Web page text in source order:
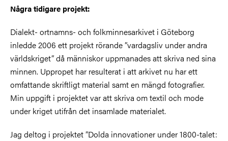
Några tidigare projekt:
Dialekt- ortnamns- och folkminnesarkivet i Göteborg
inledde 2006 ett projekt rörande ”vardagsliv under andra
världskriget” då människor uppmanades att skriva ned sina
minnen. Uppropet har resulterat i att arkivet nu har ett
omfattande skriftligt material samt en mängd fotografier.
Min uppgift i projektet var att skriva om textil och mode
under kriget utifrån det insamlade materialet.
Jag deltog i projektet ”Dolda innovationer under 1800-talet: